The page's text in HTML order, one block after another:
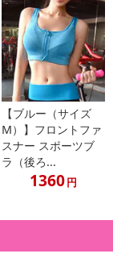
い。
含む）等により、
け商品と多少異な
経過措置期間の終
表記が旧表記の場
い。なお、本理由
いたしかねます。
【ブルー（サイズ
M）】フロントファ
スナー スポーツブ
ラ（後ろ...
1360円